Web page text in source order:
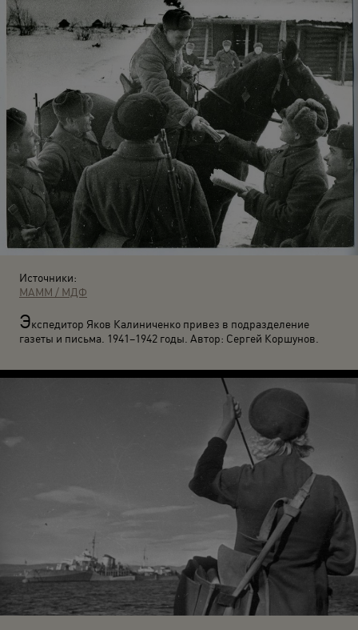
Источники:
МАММ / МДФ
Экспедитор Яков Калиниченко привез в подразделение
газеты и письма. 1941–1942 годы. Автор: Сергей Коршунов.